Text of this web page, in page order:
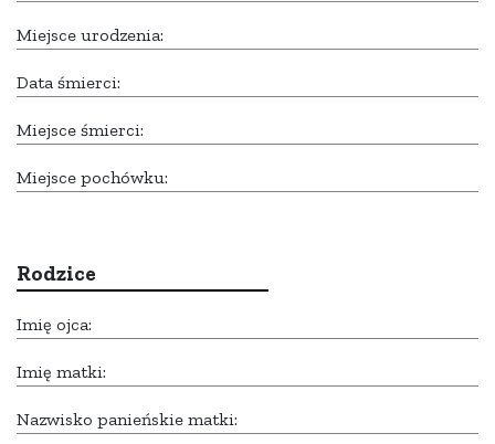
Miejsce urodzenia:
Data śmierci:
Miejsce śmierci:
Miejsce pochówku:
Rodzice
Imię ojca:
Imię matki:
Nazwisko panieńskie matki: